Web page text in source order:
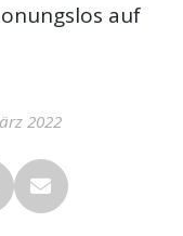
auf
2022